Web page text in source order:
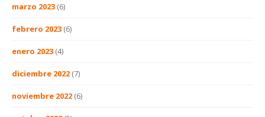
marzo 2023 (6)
febrero 2023 (6)
enero 2023 (4)
diciembre 2022 (7)
noviembre 2022 (6)